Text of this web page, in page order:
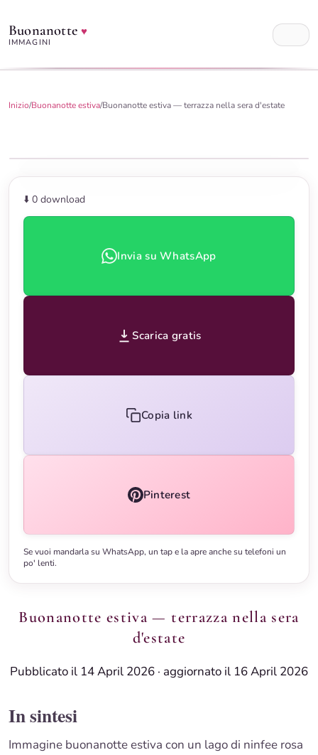
Buonanotte♥
IMMAGINI
Inizio/Buonanotte estiva/Buonanotte estiva — terrazza nella sera d'estate
⬇️ 0 download
Invia su WhatsApp
Scarica gratis
Copia link
Pinterest
Se vuoi mandarla su WhatsApp, un tap e la apre anche su telefoni un
po' lenti.
Buonanotte estiva — terrazza nella sera
d'estate
Pubblicato il 14 April 2026 · aggiornato il 16 April 2026
In sintesi
Immagine buonanotte estiva con un lago di ninfee rosa